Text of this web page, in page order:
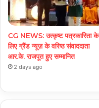
CG NEWS: उत्कृष्ट पत्रकारिता के
लिए ग्रैंड न्यूज़ के वरिष्ठ संवाददाता
आर.के. राजपूत हुए सम्मानित
2 days ago